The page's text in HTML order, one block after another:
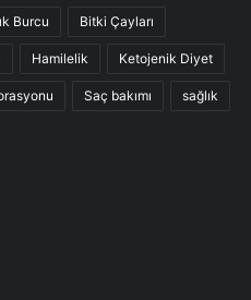
Burcu Bitki Çayları
Hamilelik Ketojenik Diyet
Saç bakımı sağlık